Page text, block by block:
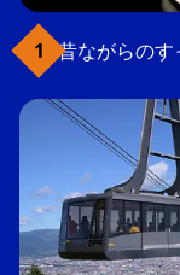
昔ながらの